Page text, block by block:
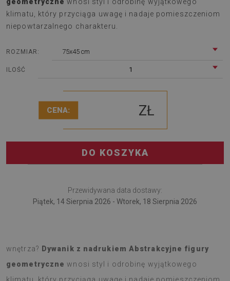
klimatu, który przyciąga uwagę i nadaje pomieszczeniom
niepowtarzalnego charakteru.
ROZMIAR: 75x45 cm
ILOŚĆ 1
CENA: ZŁ
DO KOSZYKA
Przewidywana data dostawy:
Piątek, 14 Sierpnia 2026 - Wtorek, 18 Sierpnia 2026
wnętrza? Dywanik z nadrukiem Abstrakcyjne figury
geometryczne wnosi styl i odrobinę wyjątkowego